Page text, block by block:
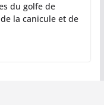
du golfe de
la canicule et de